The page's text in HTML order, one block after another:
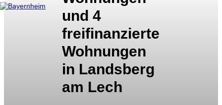
und 4
freifinanzierte
Wohnungen
in Landsberg
am Lech